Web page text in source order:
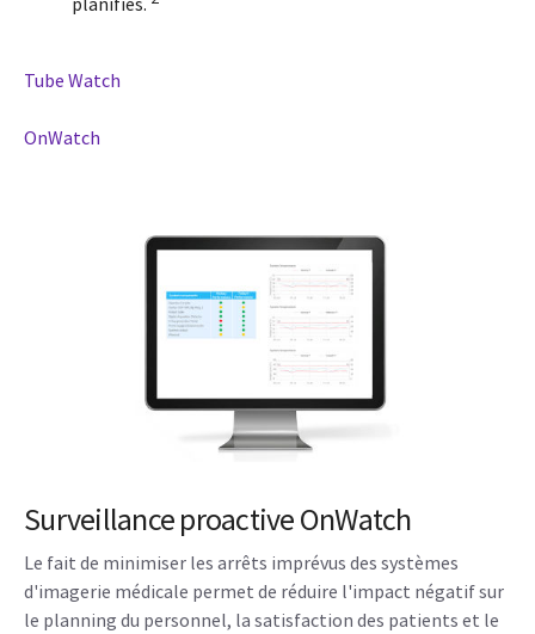
Tube Watch
OnWatch
Surveillance proactive OnWatch
Le fait de minimiser les arrêts imprévus des systèmes
d'imagerie médicale permet de réduire l'impact négatif sur
le planning du personnel, la satisfaction des patients et le